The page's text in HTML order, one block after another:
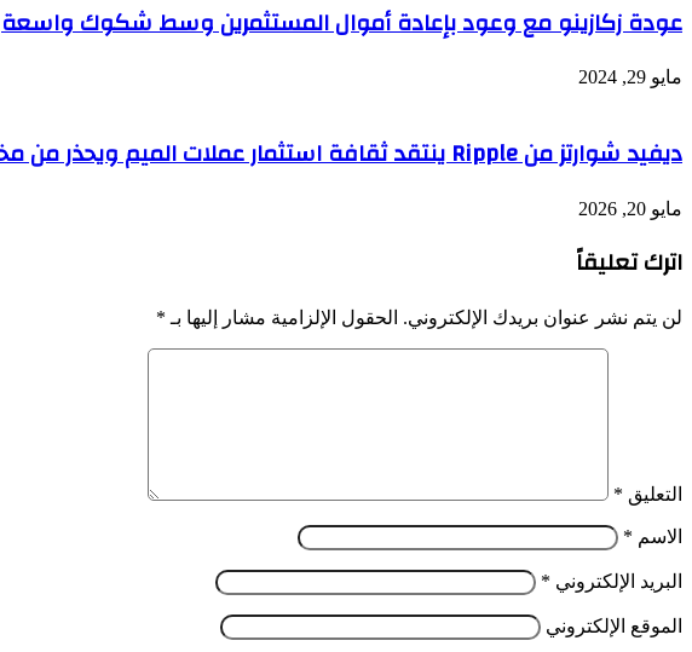
عودة زكازينو مع وعود بإعادة أموال المستثمرين وسط شكوك واسعة
مايو 29, 2024
ديفيد شوارتز من Ripple ينتقد ثقافة استثمار عملات الميم ويحذر من مخاطر المضاربة
مايو 20, 2026
اترك تعليقاً
لن يتم نشر عنوان بريدك الإلكتروني. الحقول الإلزامية مشار إليها بـ *
التعليق *
الاسم *
البريد الإلكتروني *
الموقع الإلكتروني